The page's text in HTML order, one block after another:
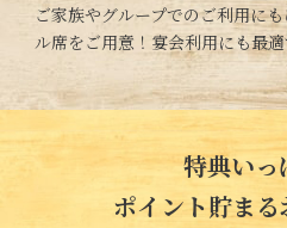
ご家族やグループでのご利用に
ル席をご用意！宴会利用にも最
特典い
ポイント貯ま